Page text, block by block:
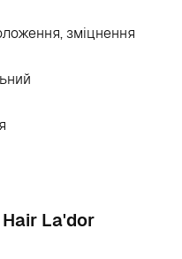
зміцнення
Hair La'dor